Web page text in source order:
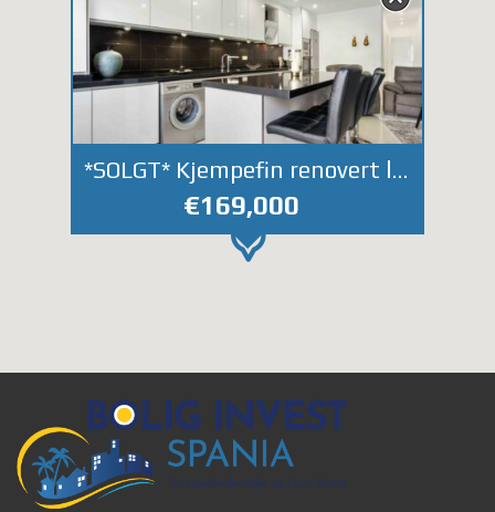
*SOLGT* Kjempefin renovert leilighet 30 meter fra La Mata stranden
€169,000